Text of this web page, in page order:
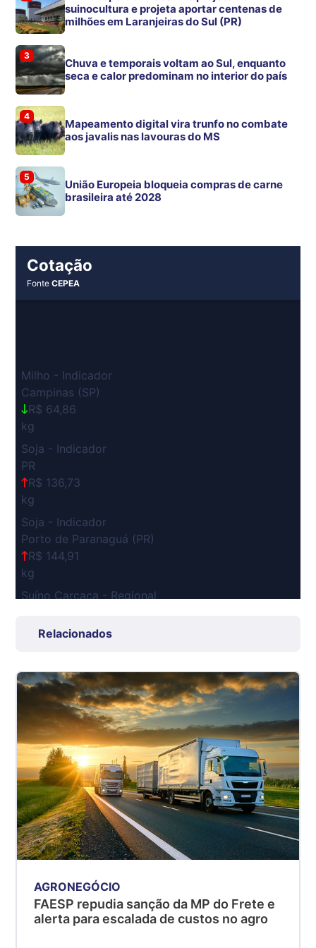
suinocultura e projeta aportar centenas de
milhões em Laranjeiras do Sul (PR)
3
Chuva e temporais voltam ao Sul, enquanto
seca e calor predominam no interior do país
4
Mapeamento digital vira trunfo no combate
aos javalis nas lavouras do MS
5
União Europeia bloqueia compras de carne
brasileira até 2028
Cotação
FonteCEPEA
Milho - Indicador
Campinas (SP)
R$ 64,86
kg
Soja - Indicador
PR
R$ 136,73
kg
Soja - Indicador
Porto de Paranaguá (PR)
R$ 144,91
kg
Suíno Carcaça - Regional
R$ 7,53
Suíno - Estadual
SP
R$ 5,08
kg
Suíno - Estadual
R$ 5,07
kg
Suíno - Estadual
PR
R$ 4,53
Suíno - Estadual
SC
R$ 4,50
Relacionados
AGRONEGÓCIO
FAESP repudia sanção da MP do Frete e
alerta para escalada de custos no agro